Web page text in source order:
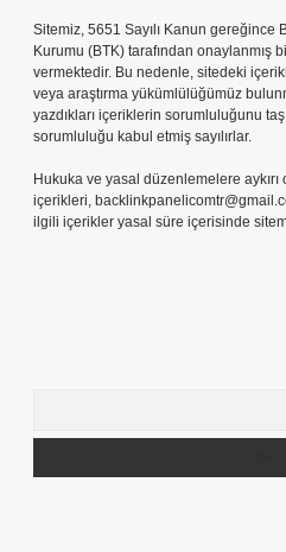
Sitemiz, 5651 Sayılı Kanun gereğince
Kurumu (BTK) tarafından onaylanmış
vermektedir. Bu nedenle, sitedeki
veya araştırma yükümlülüğümüz
yazdıkları içeriklerin sorumluluğunu
sorumluluğu kabul etmiş sayılırlar.
Hukuka ve yasal düzenlemelere
içerikleri,
ilgili içerikler yasal süre içerisinde